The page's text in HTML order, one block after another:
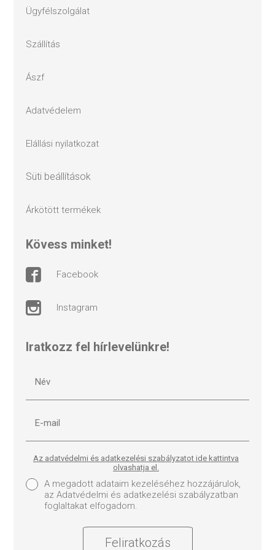
ügyfélszolgálat
szállítás
ászf
adatvédelem
elállási nyilatkozat
süti beállítások
árkötött termékek
kövess minket!
facebook
instagram
Iratkozz fel hírlevelünkre!
Az adatvédelmi és adatkezelési szabályzatot ide kattintva
olvashatja el.
A megadott adataim kezeléséhez hozzájárulok,
az Adatvédelmi és adatkezelési szabályzatban
foglaltakat elfogadom.
Feliratkozás